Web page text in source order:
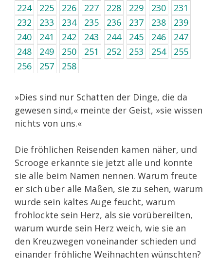
224
225 226 227 228 229 230
231
232
233 234 235 236 237 238
239
240
241 242 243 244 245 246
247
248
249 250 251 252 253 254
255
256
257 258
»Dies sind nur Schatten der Dinge, die da
gewesen sind,« meinte der Geist, »sie wissen
nichts von uns.«
Die fröhlichen Reisenden kamen näher, und
Scrooge erkannte sie jetzt alle und konnte
sie alle beim Namen nennen. Warum freute
er sich über alle Maßen, sie zu sehen, warum
wurde sein kaltes Auge feucht, warum
frohlockte sein Herz, als sie vorübereilten,
warum wurde sein Herz weich, wie sie an
den Kreuzwegen voneinander schieden und
einander fröhliche Weihnachten wünschten?